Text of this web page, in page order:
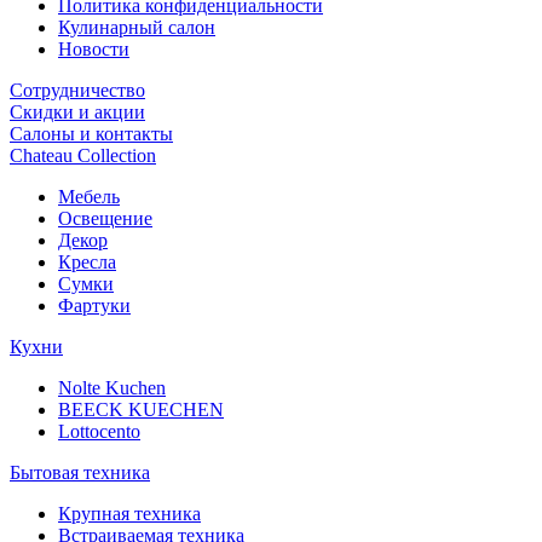
Политика конфиденциальности
Кулинарный салон
Новости
Сотрудничество
Скидки и акции
Салоны и контакты
Chateau Collection
Мебель
Освещение
Декор
Кресла
Сумки
Фартуки
Кухни
Nolte Kuchen
BEECK KUECHEN
Lottocento
Бытовая техника
Крупная техника
Встраиваемая техника